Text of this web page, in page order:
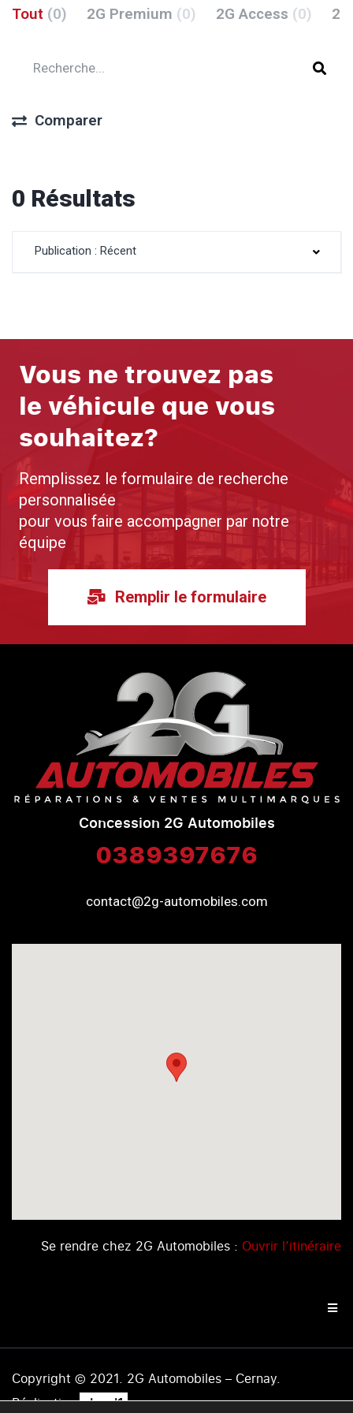
Tout (0) 2G Premium (0) 2G Access (0)
Comparer
0 Résultats
Publication : Récent
Vous ne trouvez pas
le véhicule que vous
souhaitez?
Remplissez le formulaire de recherche
personnalisée
pour vous faire accompagner par notre
équipe
Remplir le formulaire
Concession 2G Automobiles
0389397676
contact@2g-automobiles.com
Se rendre chez 2G Automobiles : Ouvrir l’itinéraire
Copyright © 2021. 2G Automobiles – Cernay.
Réalisation .level1